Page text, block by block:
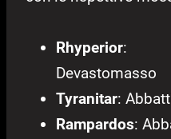
Rhyperior:
Devastomasso
Tyranitar:
Rampardos: